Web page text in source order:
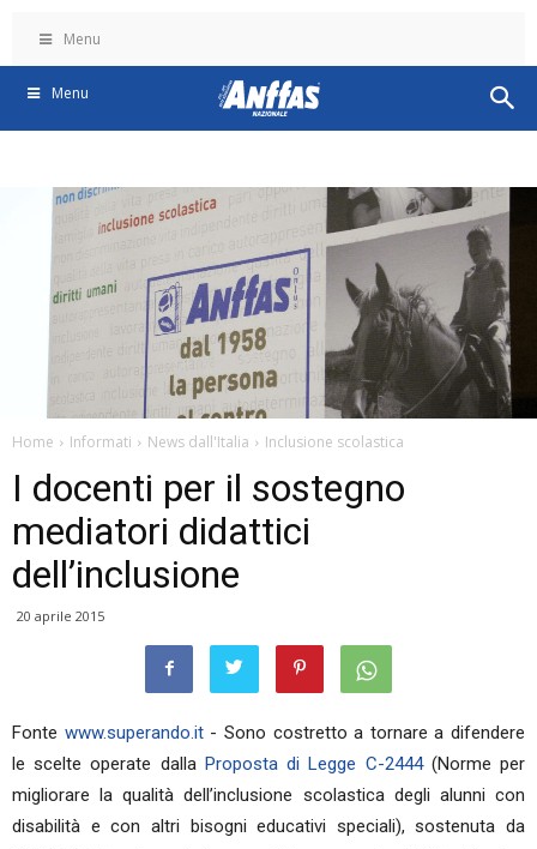
Menu
Menu
Home Informati News dall'Italia Inclusione scolastica
I docenti per il sostegno
mediatori didattici
dell’inclusione
20 aprile 2015
Fonte www.superando.it- Sono costretto a tornare a difendere
le scelte operate dalla Proposta di Legge C-2444(Norme per
migliorare la qualità dell’inclusione scolastica degli alunni con
disabilità e con altri bisogni educativi speciali), sostenuta da